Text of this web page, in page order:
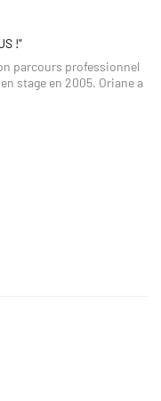
!"
parcours professionnel
stage en 2005. Oriane a